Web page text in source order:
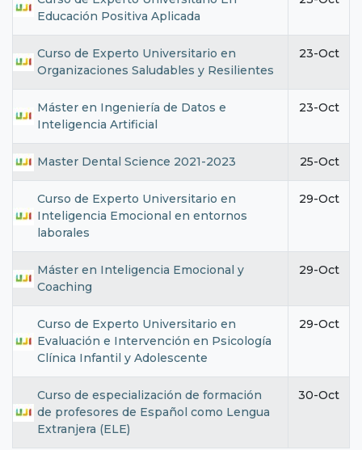
Educación Positiva Aplicada
Curso de Experto Universitario en
Organizaciones Saludables y Resilientes
23-Oct
Máster en Ingeniería de Datos e
Inteligencia Artificial
23-Oct
Master Dental Science 2021-2023 25-Oct
Curso de Experto Universitario en
Inteligencia Emocional en entornos
laborales
29-Oct
Máster en Inteligencia Emocional y
Coaching
29-Oct
Curso de Experto Universitario en
Evaluación e Intervención en Psicología
Clínica Infantil y Adolescente
29-Oct
Curso de especialización de formación
de profesores de Español como Lengua
Extranjera (ELE)
30-Oct